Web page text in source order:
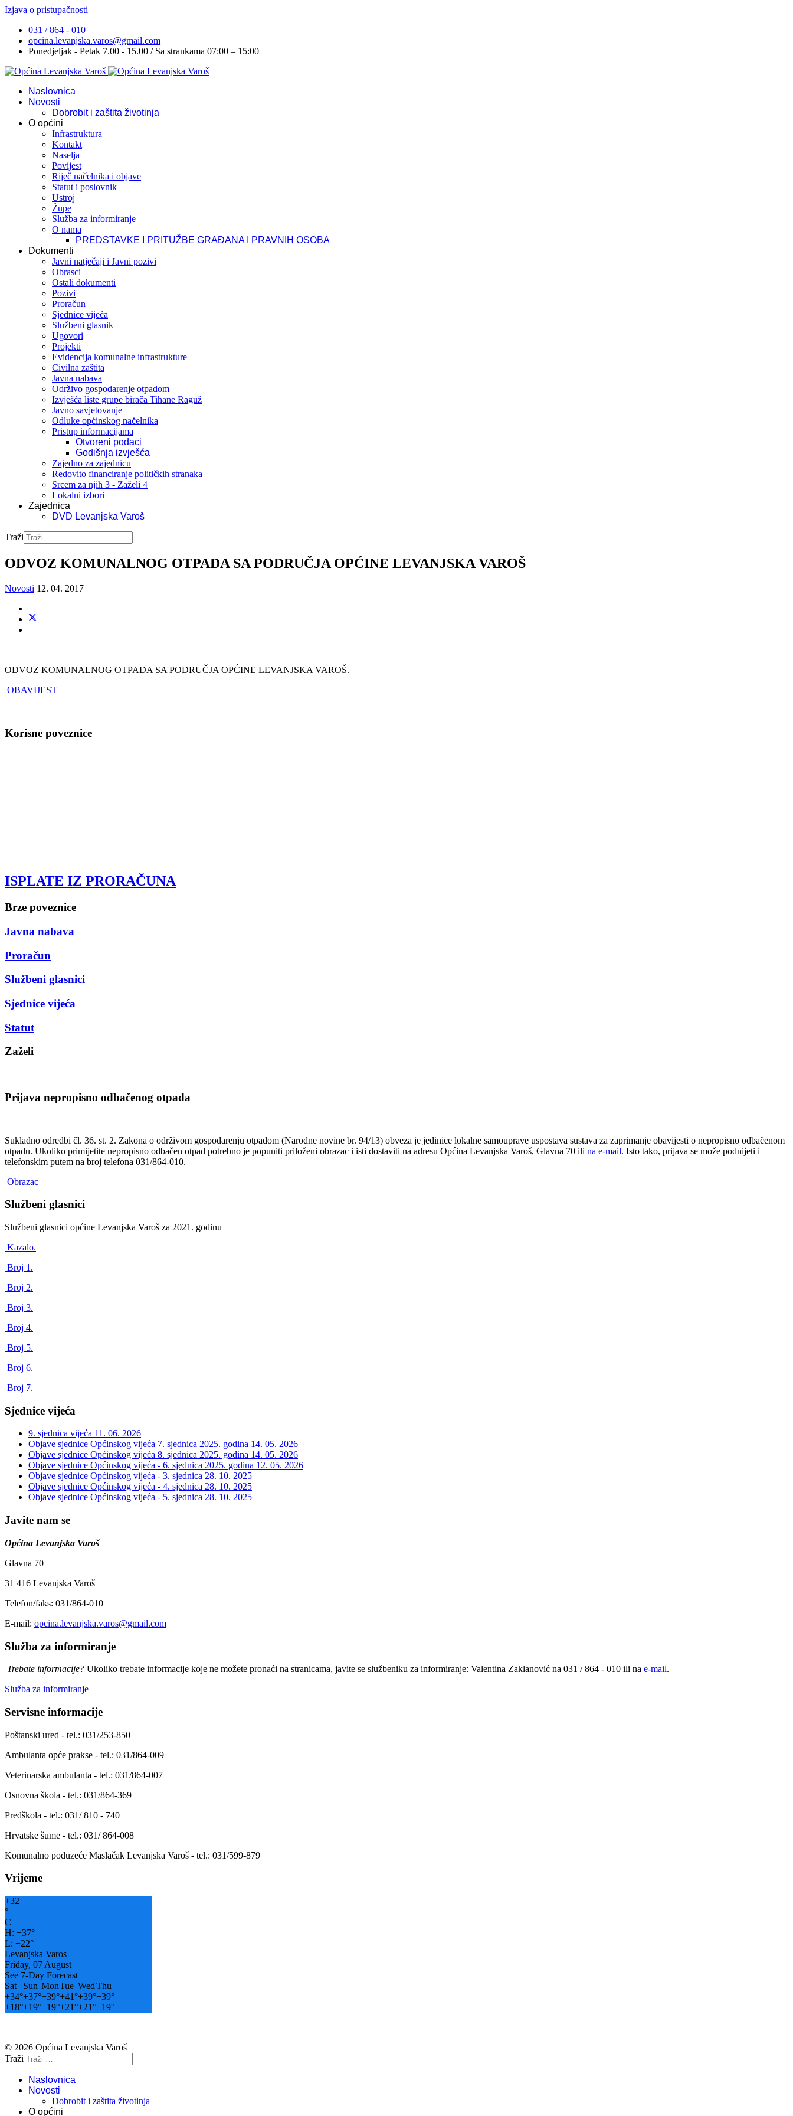
Izjava o pristupačnosti
031 / 864 - 010
opcina.levanjska.varos@gmail.com
Ponedjeljak - Petak 7.00 - 15.00 / Sa strankama 07:00 – 15:00
Naslovnica
Novosti
Dobrobit i zaštita životinja
O općini
Infrastruktura
Kontakt
Naselja
Povijest
Riječ načelnika i objave
Statut i poslovnik
Ustroj
Župe
Služba za informiranje
O nama
PREDSTAVKE I PRITUŽBE GRAĐANA I PRAVNIH OSOBA
Dokumenti
Javni natječaji i Javni pozivi
Obrasci
Ostali dokumenti
Pozivi
Proračun
Sjednice vijeća
Službeni glasnik
Ugovori
Projekti
Evidencija komunalne infrastrukture
Civilna zaštita
Javna nabava
Održivo gospodarenje otpadom
Izvješća liste grupe birača Tihane Raguž
Javno savjetovanje
Odluke općinskog načelnika
Pristup informacijama
Otvoreni podaci
Godišnja izvješća
Zajedno za zajednicu
Redovito financiranje političkih stranaka
Srcem za njih 3 - Zaželi 4
Lokalni izbori
Zajednica
DVD Levanjska Varoš
Traži
ODVOZ KOMUNALNOG OTPADA SA PODRUČJA OPĆINE LEVANJSKA VAROŠ
Novosti 12. 04. 2017
ODVOZ KOMUNALNOG OTPADA SA PODRUČJA OPĆINE LEVANJSKA VAROŠ.
OBAVIJEST
Korisne poveznice
ISPLATE IZ PRORAČUNA
Brze poveznice
Javna nabava
Proračun
Službeni glasnici
Sjednice vijeća
Statut
Zaželi
Prijava nepropisno odbačenog otpada
Sukladno odredbi čl. 36. st. 2. Zakona o održivom gospodarenju otpadom (Narodne novine br. 94/13) obveza je jedinice lokalne samouprave uspostava sustava za zaprimanje obavijesti o nepropisno odbačenom
otpadu. Ukoliko primijetite nepropisno odbačen otpad potrebno je popuniti priloženi obrazac i isti dostaviti na adresu Općina Levanjska Varoš, Glavna 70 ili na e-mail. Isto tako, prijava se može podnijeti i
telefonskim putem na broj telefona 031/864-010.
Obrazac
Službeni glasnici
Službeni glasnici općine Levanjska Varoš za 2021. godinu
Kazalo.
Broj 1.
Broj 2.
Broj 3.
Broj 4.
Broj 5.
Broj 6.
Broj 7.
Sjednice vijeća
9. sjednica vijeća 11. 06. 2026
Objave sjednice Općinskog vijeća 7. sjednica 2025. godina 14. 05. 2026
Objave sjednice Općinskog vijeća 8. sjednica 2025. godina 14. 05. 2026
Objave sjednice Općinskog vijeća - 6. sjednica 2025. godina 12. 05. 2026
Objave sjednice Općinskog vijeća - 3. sjednica 28. 10. 2025
Objave sjednice Općinskog vijeća - 4. sjednica 28. 10. 2025
Objave sjednice Općinskog vijeća - 5. sjednica 28. 10. 2025
Javite nam se
Općina Levanjska Varoš
Glavna 70
31 416 Levanjska Varoš
Telefon/faks: 031/864-010
E-mail: opcina.levanjska.varos@gmail.com
Služba za informiranje
Trebate informacije? Ukoliko trebate informacije koje ne možete pronaći na stranicama, javite se službeniku za informiranje: Valentina Zaklanović na 031 / 864 - 010 ili na e-mail.
Služba za informiranje
Servisne informacije
Poštanski ured - tel.: 031/253-850
Ambulanta opće prakse - tel.: 031/864-009
Veterinarska ambulanta - tel.: 031/864-007
Osnovna škola - tel.: 031/864-369
Predškola - tel.: 031/ 810 - 740
Hrvatske šume - tel.: 031/ 864-008
Komunalno poduzeće Maslačak Levanjska Varoš - tel.: 031/599-879
Vrijeme
+32
°
C
H: +37°
L: +22°
Levanjska Varos
Friday, 07 August
See 7-Day Forecast
Sat
Sun MonTue WedThu
+34°+37°+39°+41°+39°+39°
+18°+19°+19°+21°+21°+19°
© 2026 Općina Levanjska Varoš
Traži
Naslovnica
Novosti
Dobrobit i zaštita životinja
O općini